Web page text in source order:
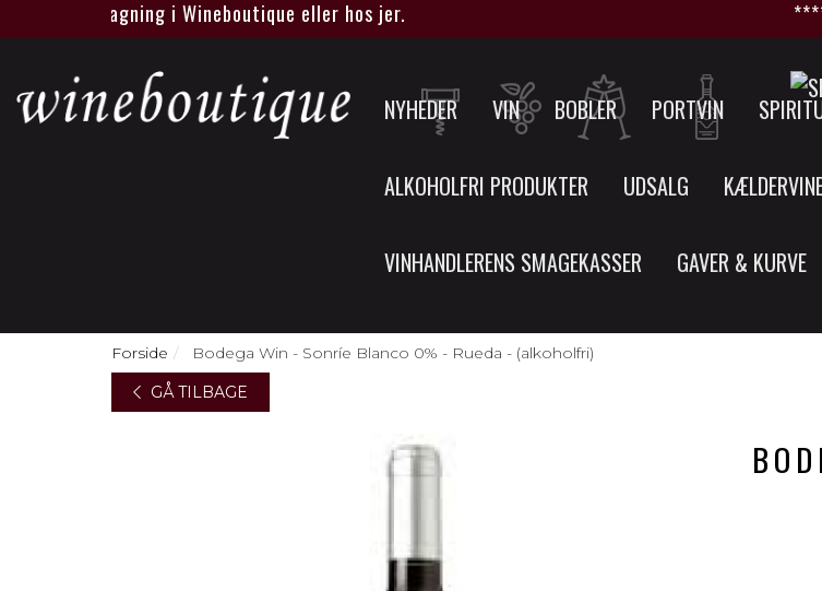
smagning i Wineboutique eller hos jer.
NYHEDER VIN BOBLER PORTVIN
ALKOHOLFRI PRODUKTER UDSALG
VINHANDLERENS SMAGEKASSER GAVER & KURVE
Forside
Bodega Win - Sonríe Blanco 0% - Rueda - (alkoholfri)
GÅ TILBAGE